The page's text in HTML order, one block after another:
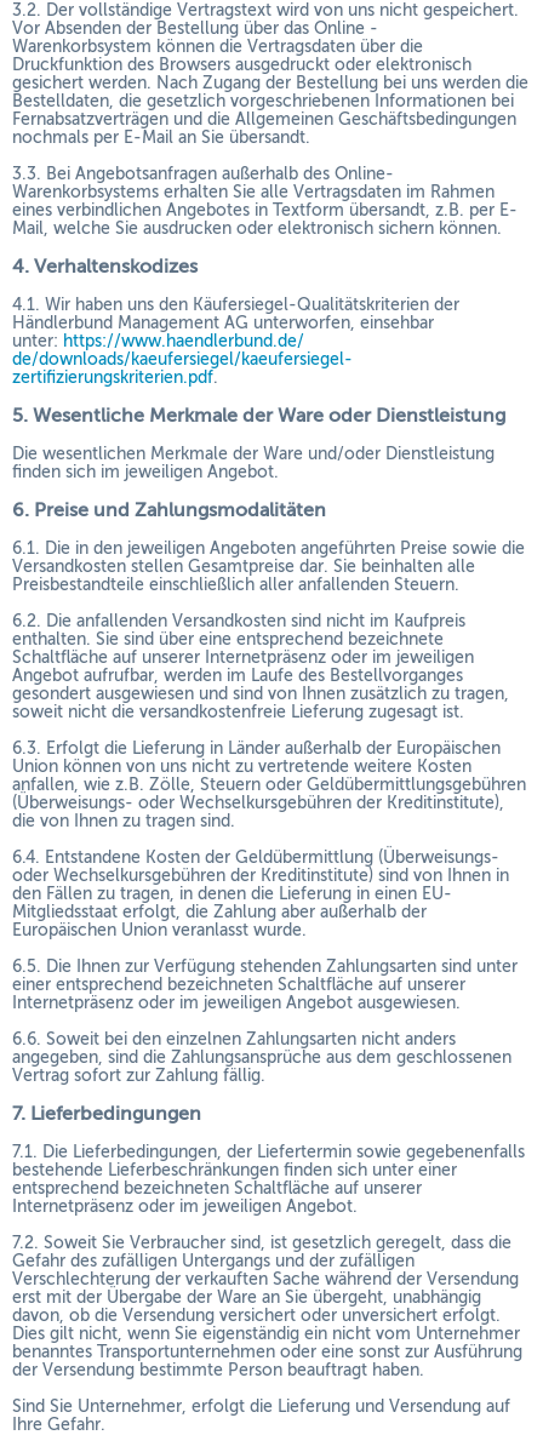
3.2. Der vollständige Vertragstext wird von uns nicht gespeichert.
Vor Absenden der Bestellung über das Online -
Warenkorbsystem können die Vertragsdaten über die
Druckfunktion des Browsers ausgedruckt oder elektronisch
gesichert werden. Nach Zugang der Bestellung bei uns werden die
Bestelldaten, die gesetzlich vorgeschriebenen Informationen bei
Fernabsatzverträgen und die Allgemeinen Geschäftsbedingungen
nochmals per E-Mail an Sie übersandt.
3.3. Bei Angebotsanfragen außerhalb des Online-
Warenkorbsystems erhalten Sie alle Vertragsdaten im Rahmen
eines verbindlichen Angebotes in Textform übersandt, z.B. per E-
Mail, welche Sie ausdrucken oder elektronisch sichern können.
4. Verhaltenskodizes
4.1. Wir haben uns den Käufersiegel-Qualitätskriterien der
Händlerbund Management AG unterworfen, einsehbar
unter: https://www.haendlerbund.de/
de/downloads/kaeufersiegel/ kaeufersiegel-
zertifizierungskriterien.pdf.
5. Wesentliche Merkmale der Ware oder Dienstleistung
Die wesentlichen Merkmale der Ware und/oder Dienstleistung
finden sich im jeweiligen Angebot.
6. Preise und Zahlungsmodalitäten
6.1. Die in den jeweiligen Angeboten angeführten Preise sowie die
Versandkosten stellen Gesamtpreise dar. Sie beinhalten alle
Preisbestandteile einschließlich aller anfallenden Steuern.
6.2. Die anfallenden Versandkosten sind nicht im Kaufpreis
enthalten. Sie sind über eine entsprechend bezeichnete
Schaltfläche auf unserer Internetpräsenz oder im jeweiligen
Angebot aufrufbar, werden im Laufe des Bestellvorganges
gesondert ausgewiesen und sind von Ihnen zusätzlich zu tragen,
soweit nicht die versandkostenfreie Lieferung zugesagt ist.
6.3. Erfolgt die Lieferung in Länder außerhalb der Europäischen
Union können von uns nicht zu vertretende weitere Kosten
anfallen, wie z.B. Zölle, Steuern oder Geldübermittlungsgebühren
(Überweisungs- oder Wechselkursgebühren der Kreditinstitute),
die von Ihnen zu tragen sind.
6.4. Entstandene Kosten der Geldübermittlung (Überweisungs-
oder Wechselkursgebühren der Kreditinstitute) sind von Ihnen in
den Fällen zu tragen, in denen die Lieferung in einen EU-
Mitgliedsstaat erfolgt, die Zahlung aber außerhalb der
Europäischen Union veranlasst wurde.
6.5. Die Ihnen zur Verfügung stehenden Zahlungsarten sind unter
einer entsprechend bezeichneten Schaltfläche auf unserer
Internetpräsenz oder im jeweiligen Angebot ausgewiesen.
6.6. Soweit bei den einzelnen Zahlungsarten nicht anders
angegeben, sind die Zahlungsansprüche aus dem geschlossenen
Vertrag sofort zur Zahlung fällig.
7. Lieferbedingungen
7.1. Die Lieferbedingungen, der Liefertermin sowie gegebenenfalls
bestehende Lieferbeschränkungen finden sich unter einer
entsprechend bezeichneten Schaltfläche auf unserer
Internetpräsenz oder im jeweiligen Angebot.
7.2. Soweit Sie Verbraucher sind, ist gesetzlich geregelt, dass die
Gefahr des zufälligen Untergangs und der zufälligen
Verschlechterung der verkauften Sache während der Versendung
erst mit der Übergabe der Ware an Sie übergeht, unabhängig
davon, ob die Versendung versichert oder unversichert erfolgt.
Dies gilt nicht, wenn Sie eigenständig ein nicht vom Unternehmer
benanntes Transportunternehmen oder eine sonst zur Ausführung
der Versendung bestimmte Person beauftragt haben.
Sind Sie Unternehmer, erfolgt die Lieferung und Versendung auf
Ihre Gefahr.